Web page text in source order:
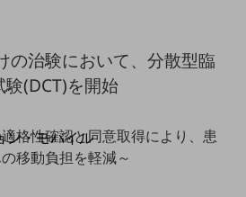
ン・モバイル
TOP
の治験において、分散型臨
験(DCT)を開始
格性確認と同意取得により、患
移動負担を軽減～